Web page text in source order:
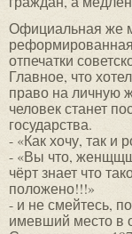
Официальная же
отпечатки
Главное, что
право на личную
человек станет
государства.
- «Как хочу, так и
- «Вы что,
чёрт знает что
положено!!!»
- и не смейтесь,
имевший место в